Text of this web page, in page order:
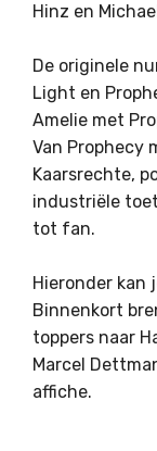
Hinz en
De originele
Light en
Amelie met
Van Prophecy
Kaarsrechte,
industriële
tot fan.
Hieronder kan
Binnenkort
toppers naar
Marcel
affiche.